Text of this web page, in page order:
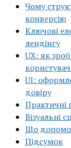
Чому
конверсію
Ключові
лендінгу
UX: як
UI:
довіру
Практичні
Візуальні
Що
Підсумок